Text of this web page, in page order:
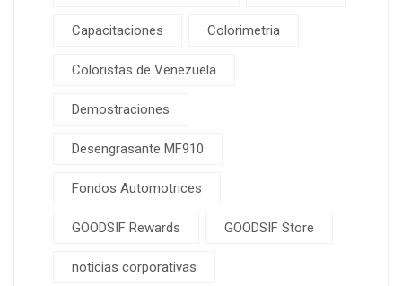
Capacitaciones Colorimetria
Coloristas de Venezuela
Demostraciones
Desengrasante MF910
Fondos Automotrices
GOODSIF Rewards GOODSIF Store
noticias corporativas